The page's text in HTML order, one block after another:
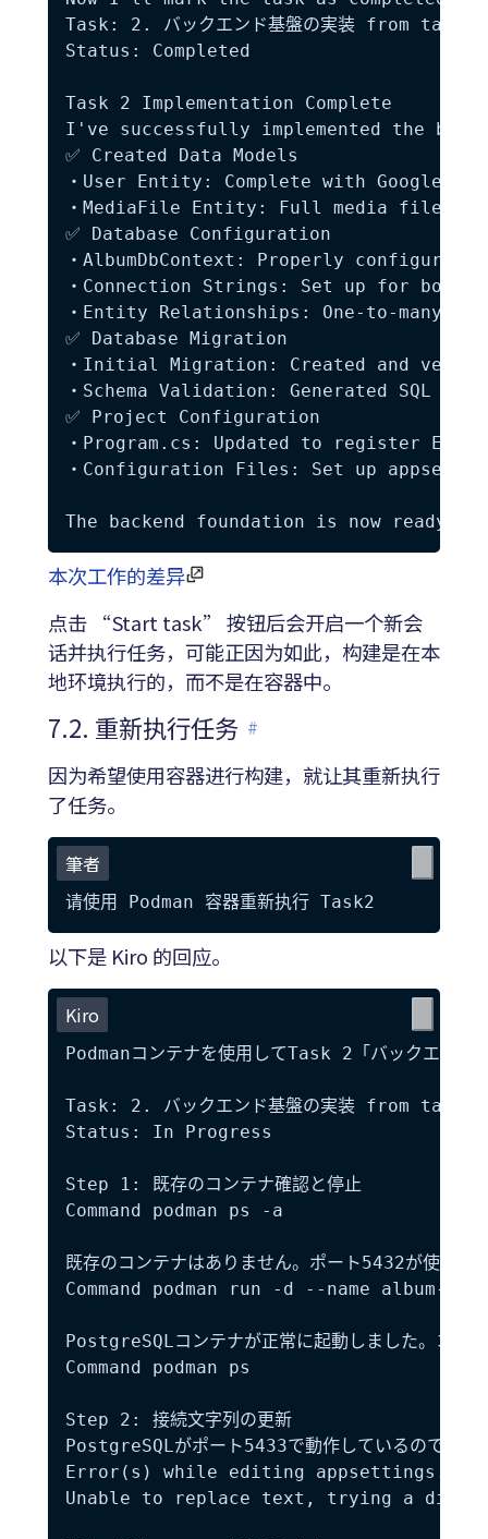
Task: 2. バックエンド基盤の実装 from
Status: Completed
Task 2 Implementation Complete
I've successfully implemented the
✅ Created Data Models
・User Entity: Complete with Google
・MediaFile Entity: Full media file
✅ Database Configuration
・AlbumDbContext: Properly
・Connection Strings: Set up for both
・Entity Relationships: One-to-many
✅ Database Migration
・Initial Migration: Created and
・Schema Validation: Generated
✅ Project Configuration
・Program.cs: Updated to register
・Configuration Files: Set up
本次工作的差异
点击 “Start task” 按钮后会开启一个新会
话并执行任务，可能正因为如此，构建是在本
地环境执行的，而不是在容器中。
7.2. 重新执行任务 #
因为希望使用容器进行构建，就让其重新执行
了任务。
筆者
以下是 Kiro 的回应。
Kiro
Podmanコンテナを使用してTask 2「バックエンド
Task: 2. バックエンド基盤の実装 from
Status: In Progress
Step 1: 既存のコンテナ確認と停止
Command podman ps -a
既存のコンテナはありません。ポート5432が使用
Command podman run -d --name album-
PostgreSQLコンテナが正常に起動しました。コン
Command podman ps
Step 2: 接続文字列の更新
PostgreSQLがポート5433で動作しているので、接
Error(s) while editing
Unable to replace text, trying a